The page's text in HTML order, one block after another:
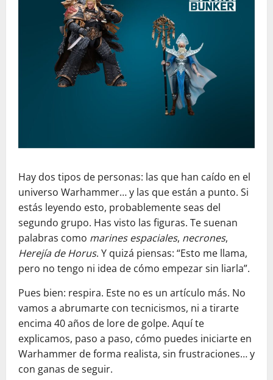
Hay dos tipos de personas: las que han caído en el
universo Warhammer… y las que están a punto. Si
estás leyendo esto, probablemente seas del
segundo grupo. Has visto las figuras. Te suenan
palabras como marines espaciales, necrones,
Herejía de Horus. Y quizá piensas: “Esto me llama,
pero no tengo ni idea de cómo empezar sin liarla”.
Pues bien: respira. Este no es un artículo más. No
vamos a abrumarte con tecnicismos, ni a tirarte
encima 40 años de lore de golpe. Aquí te
explicamos, paso a paso, cómo puedes iniciarte en
Warhammer de forma realista, sin frustraciones… y
con ganas de seguir.